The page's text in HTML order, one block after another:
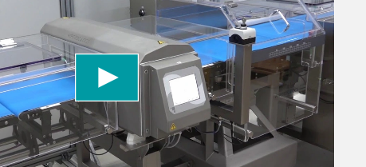
service to embed video content that may collect
Please review the details and accept the service
More information